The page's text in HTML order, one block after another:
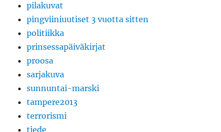
pilakuvat
pingviiniuutiset 3 vuotta sitten
politiikka
prinsessapäiväkirjat
proosa
sarjakuva
sunnuntai-marski
tampere2013
terrorismi
tiede